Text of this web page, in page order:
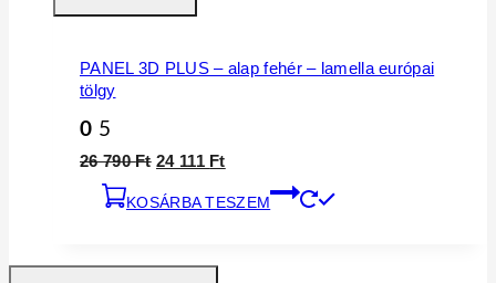
PANEL 3D PLUS – alap fehér – lamella európai
tölgy
0 5
26 790Ft 24 111 Ft
KOSÁRBA TESZEM